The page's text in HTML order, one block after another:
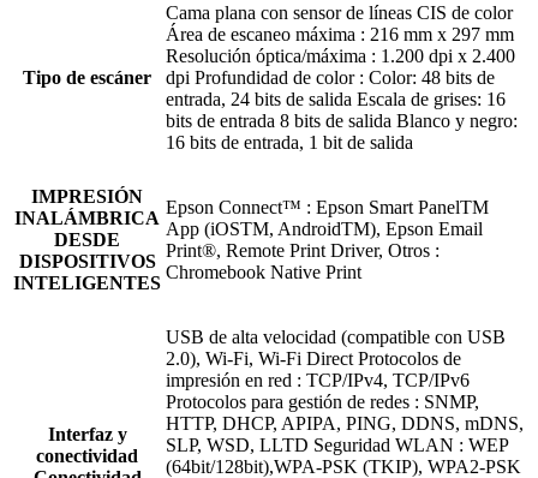
Tipo de escáner
Cama plana con sensor de líneas CIS de color
Área de escaneo máxima : 216 mm x 297 mm
Resolución óptica/máxima : 1.200 dpi x 2.400
dpi Profundidad de color : Color: 48 bits de
entrada, 24 bits de salida Escala de grises: 16
bits de entrada 8 bits de salida Blanco y negro:
16 bits de entrada, 1 bit de salida
IMPRESIÓN
INALÁMBRICA
DESDE
DISPOSITIVOS
INTELIGENTES
Epson Connect™ : Epson Smart PanelTM
App (iOSTM, AndroidTM), Epson Email
Print®, Remote Print Driver, Otros :
Chromebook Native Print
Interfaz y
conectividad
USB de alta velocidad (compatible con USB
2.0), Wi-Fi, Wi-Fi Direct Protocolos de
impresión en red : TCP/IPv4, TCP/IPv6
Protocolos para gestión de redes : SNMP,
HTTP, DHCP, APIPA, PING, DDNS, mDNS,
SLP, WSD, LLTD Seguridad WLAN : WEP
(64bit/128bit),WPA-PSK (TKIP), WPA2-PSK